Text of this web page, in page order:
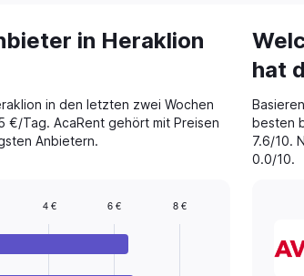
in Heraklion
in den letzten zwei Wochen
€/Tag. AcaRent gehört mit Preisen
Anbietern.
4 € 6 € 8 €
hat
besten
7.6/10.
0.0/10.